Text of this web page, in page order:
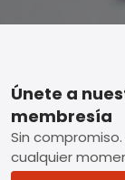
Footer
Únete a
membresía
Sin
cualquier